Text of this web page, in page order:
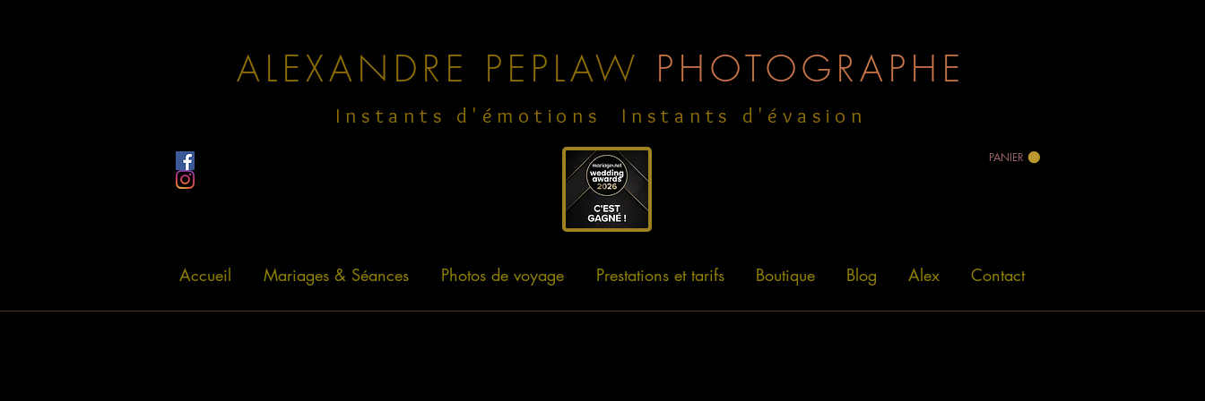
ALEXANDRE PEPLAW PHOTOGRAPHE
Instants d'émotions Instants d'évasion
PANIER
Accueil Mariages & Séances Photos de voyage Prestations et tarifs Boutique Blog Alex Contact